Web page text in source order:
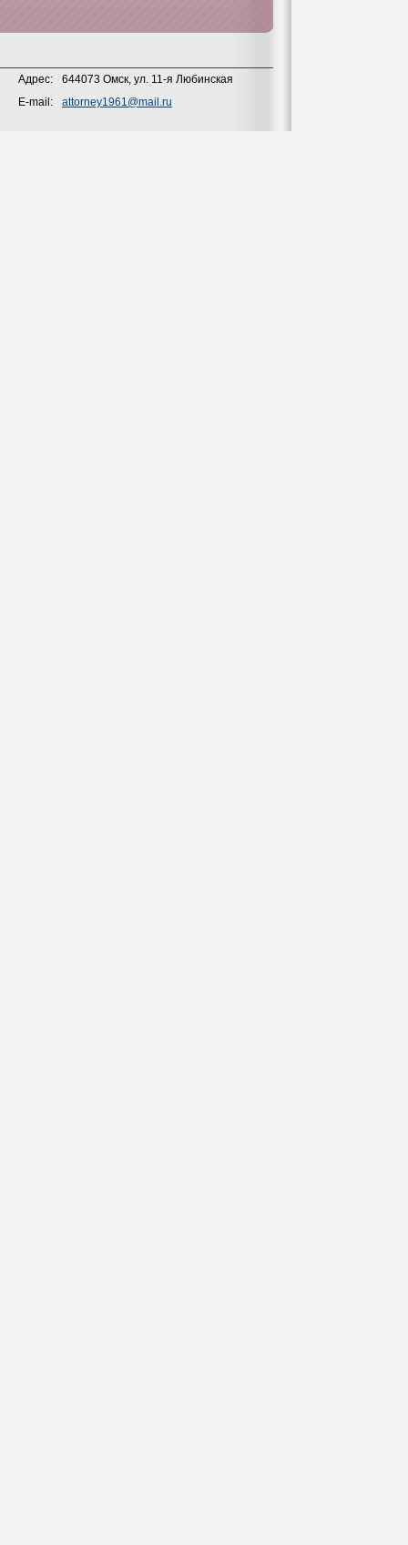
Адрес:
644073 Омск, ул. 11-я Любинская
E-mail:
attorney1961@mail.ru